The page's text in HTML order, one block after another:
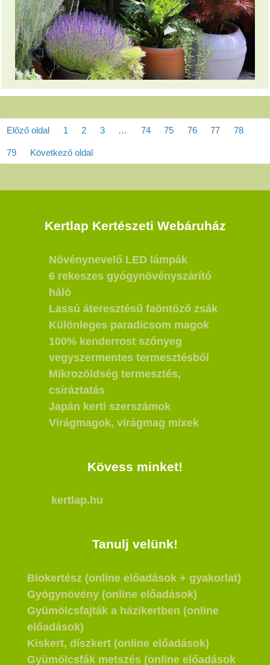
Előző oldal 1 2 3 … 74 75 76 77 78
79 Következő oldal
Kertlap Kertészeti Webáruház
Növénynevelő LED lámpák
6 rekeszes gyógynövényszárító
háló
Lassú áteresztésű faöntöző zsák
Különleges paradicsom magok
100% kenderrost szőnyeg
vegyszermentes termesztésből
Mikrozöldség termesztés,
csíráztatás
Japán kerti szerszámok
Virágmagok, virágmag mixek
Kövess minket!
kertlap.hu
Tanulj velünk!
Biokertész (online előadások + gyakorlat)
Gyógynövény (online előadások)
Gyümölcsfajták a házikertben (online
előadások)
Kiskert, díszkert (online előadások)
Gyümölcsfák metszés (online előadások